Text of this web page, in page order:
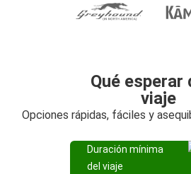
Qué esperar
viaje
Opciones rápidas, fáciles y
Duración mínima
del viaje